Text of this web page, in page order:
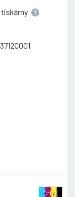
tiskárny
CMYK